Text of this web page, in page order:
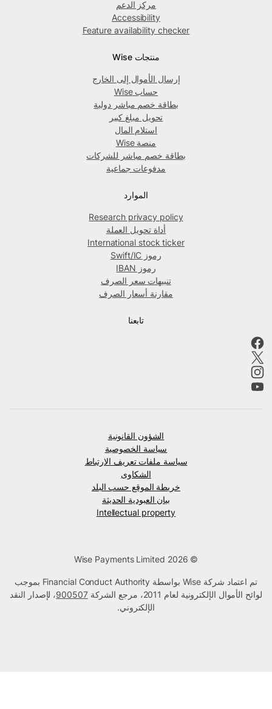
مركز الدعم
Accessibility
Feature availability checker
منتجات Wise
إرسال الأموال إلى الخارج
حساب Wise
بطاقة خصم مباشر دولية
تحويل مبلغ كبير
استلام المال
منصة Wise
بطاقة خصم مباشر للشركات
مدفوعات جماعية
الموارد
Research privacy policy
أداة تحويل العملة
International stock ticker
رموز Swift/IC
رموز IBAN
تنبيهات سعر الصرف
مقارنة أسعار الصرف
تابعنا
الشؤون القانونية
سياسة الخصوصية
سياسة ملفات تعريف الارتباط
الشكاوى
خريطة الموقع حسب البلد
بيان العبودية الحديثة
Intellectual property
تم اعتماد شركة Wise بواسطة Financial Conduct Authority بموجب
لوائح الأموال الإلكترونية لعام 2011، مرجع الشركة
900507، لإصدار النقد
الإلكتروني.